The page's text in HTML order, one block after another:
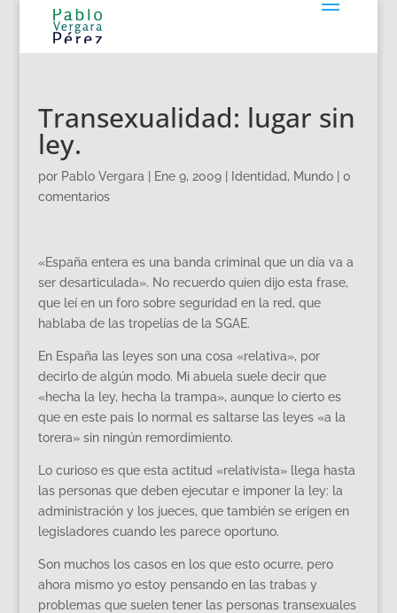
Transexualidad: lugar sin
ley.
por Pablo Vergara Ene 9, 2009| Identidad, Mundo| 0
comentarios
«España entera es una banda criminal que un día va a
ser desarticulada». No recuerdo quien dijo esta frase,
que leí en un foro sobre seguridad en la red, que
hablaba de las tropelías de la SGAE.
En España las leyes son una cosa «relativa», por
decirlo de algún modo. Mi abuela suele decir que
«hecha la ley, hecha la trampa», aunque lo cierto es
que en este pais lo normal es saltarse las leyes «a la
torera» sin ningún remordimiento.
Lo curioso es que esta actitud «relativista» llega hasta
las personas que deben ejecutar e imponer la ley: la
administración y los jueces, que también se erigen en
legisladores cuando les parece oportuno.
Son muchos los casos en los que esto ocurre, pero
ahora mismo yo estoy pensando en las trabas y
problemas que suelen tener las personas transexuales